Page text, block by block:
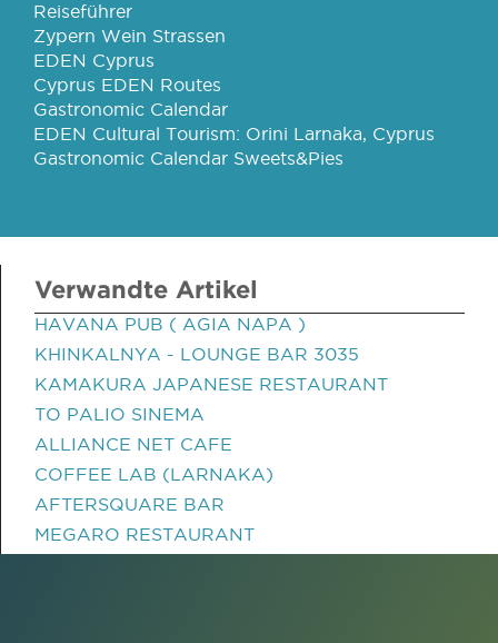
Reiseführer
Zypern Wein Strassen
EDEN Cyprus
Cyprus EDEN Routes
Gastronomic Calendar
EDEN Cultural Tourism: Orini Larnaka, Cyprus
Gastronomic Calendar Sweets&Pies
Verwandte Artikel
HAVANA PUB ( AGIA NAPA )
KHINKALNYA - LOUNGE BAR 3035
KAMAKURA JAPANESE RESTAURANT
TO PALIO SINEMA
ALLIANCE NET CAFE
COFFEE LAB (LARNAKA)
AFTERSQUARE BAR
MEGARO RESTAURANT